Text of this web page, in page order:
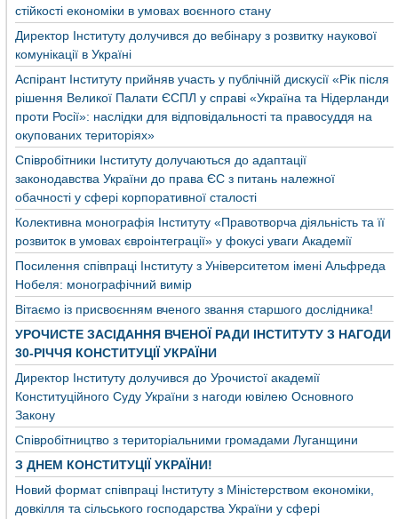
стійкості економіки в умовах воєнного стану
Директор Інституту долучився до вебінару з розвитку наукової
комунікації в Україні
Аспірант Інституту прийняв участь у публічній дискусії «Рік після
рішення Великої Палати ЄСПЛ у справі «Україна та Нідерланди
проти Росії»: наслідки для відповідальності та правосуддя на
окупованих територіях»
Співробітники Інституту долучаються до адаптації
законодавства України до права ЄС з питань належної
обачності у сфері корпоративної сталості
Колективна монографія Інституту «Правотворча діяльність та її
розвиток в умовах євроінтеграції» у фокусі уваги Академії
Посилення співпраці Інституту з Університетом імені Альфреда
Нобеля: монографічний вимір
Вітаємо із присвоєнням вченого звання старшого дослідника!
УРОЧИСТЕ ЗАСІДАННЯ ВЧЕНОЇ РАДИ ІНСТИТУТУ З НАГОДИ
30-РІЧЧЯ КОНСТИТУЦІЇ УКРАЇНИ
Директор Інституту долучився до Урочистої академії
Конституційного Суду України з нагоди ювілею Основного
Закону
Співробітництво з територіальними громадами Луганщини
З ДНЕМ КОНСТИТУЦІЇ УКРАЇНИ!
Новий формат співпраці Інституту з Міністерством економіки,
довкілля та сільського господарства України у сфері